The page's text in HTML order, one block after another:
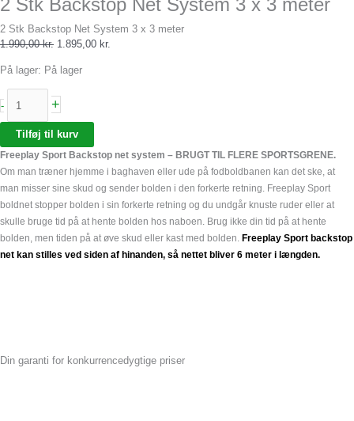
2 Stk Backstop Net System 3 x 3 meter
2 Stk Backstop Net System 3 x 3 meter
1.990,00kr. 1.895,00 kr.
På lager: På lager
- +
Tilføj til kurv
Freeplay Sport Backstop net system – BRUGT TIL FLERE SPORTSGRENE.
Om man træner hjemme i baghaven eller ude på fodboldbanen kan det ske, at
man misser sine skud og sender bolden i den forkerte retning. Freeplay Sport
boldnet stopper bolden i sin forkerte retning og du undgår knuste ruder eller at
skulle bruge tid på at hente bolden hos naboen. Brug ikke din tid på at hente
bolden, men tiden på at øve skud eller kast med bolden. Freeplay Sport backstop
net kan stilles ved siden af hinanden, så nettet bliver 6 meter i længden.
Din garanti for konkurrencedygtige priser